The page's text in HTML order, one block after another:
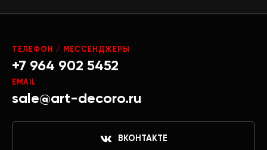
ТЕЛЕФОН / МЕССЕНДЖЕРЫ
+7 964 902 5452
EMAIL
sale@art-decoro.ru
ВКОНТАКТЕ